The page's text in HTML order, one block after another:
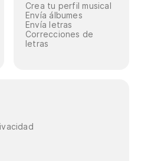
Crea tu perfil musical
Envía álbumes
Envía letras
Correcciones de
letras